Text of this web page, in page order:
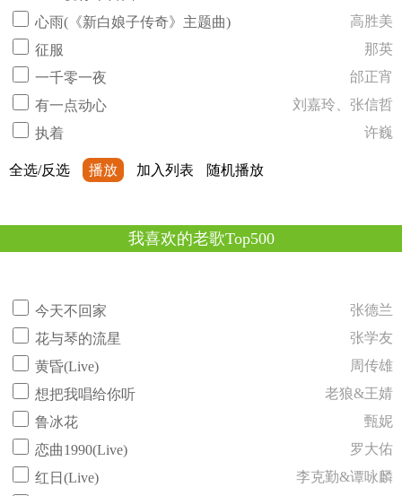
心雨(《新白娘子传奇》主题曲)
高胜美
征服
那英
一千零一夜
邰正宵
有一点动心
刘嘉玲、张信哲
执着
许巍
全选/反选 播放 加入列表 随机播放
我喜欢的老歌Top500
今天不回家
张德兰
花与琴的流星
张学友
黄昏(Live)
周传雄
想把我唱给你听
老狼&王婧
鲁冰花
甄妮
恋曲1990(Live)
罗大佑
红日(Live)
李克勤&谭咏麟